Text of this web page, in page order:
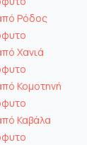
Ρόδος
Χανιά
Κομοτηνή
Καβάλα